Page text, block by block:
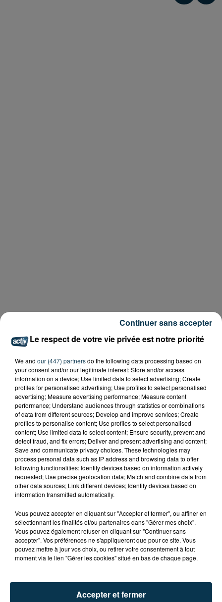
TITRES DIFFUSÉS
22h58
22h58 22h00
22h00
Le respect de votre vie privée est notre priorité
We and our (447) partnersdo the following data processing based on
your consent and/or our legitimate interest: Store and/or access
information on a device; Use limited data to select advertising; Create
profiles for personalised advertising; Use profiles to select personalised
advertising; Measure advertising performance; Measure content
performance; Understand audiences through statistics or combinations
of data from different sources; Develop and improve services; Create
profiles to personalise content; Use profiles to select personalised
content; Use limited data to select content; Ensure security, prevent and
detect fraud, and fix errors; Deliver and present advertising and content;
Save and communicate privacy choices. These technologies may
process personal data such as IP address and browsing data to offer
following functionalities: Identify devices based on information actively
requested; Use precise geolocation data; Match and combine data from
other data sources; Link different devices; Identify devices based on
information transmitted automatically.
Vous pouvez accepter en cliquant sur "Accepter et fermer", ou affiner en
sélectionnant les finalités et/ou partenaires dans "Gérer mes choix".
Vous pouvez également refuser en cliquant sur "Continuer sans
accepter". Vos préférences ne s'appliqueront que pour ce site. Vous
pouvez mettre à jour vos choix, ou retirer votre consentement à tout
moment via le lien "Gérer les cookies" situé en bas de chaque page.
Accepter et fermer
Continuer sans accepter